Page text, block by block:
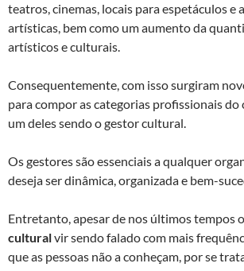
teatros, cinemas, locais para espetáculos e
artísticas, bem como um aumento da
artísticos e culturais.
Consequentemente, com isso surgiram
para compor as categorias profissionais do
um deles sendo o gestor cultural.
Os gestores são essenciais a qualquer
deseja ser dinâmica, organizada e bem-
Entretanto, apesar de nos últimos tempos
culturalvir sendo falado com mais
que as pessoas não a conheçam, por se